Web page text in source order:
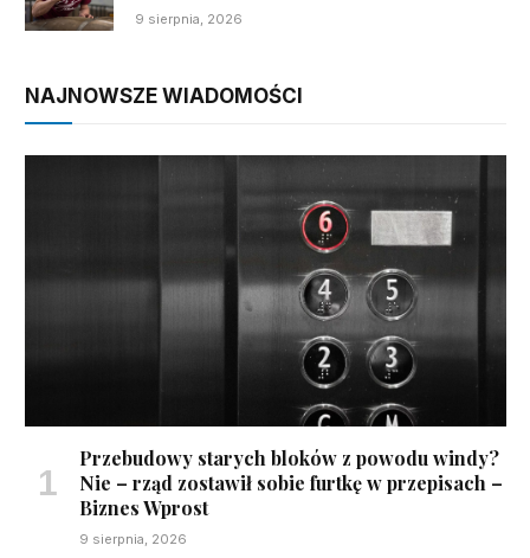
9 sierpnia, 2026
NAJNOWSZE WIADOMOŚCI
Przebudowy starych bloków z powodu windy?
Nie – rząd zostawił sobie furtkę w przepisach –
Biznes Wprost
9 sierpnia, 2026